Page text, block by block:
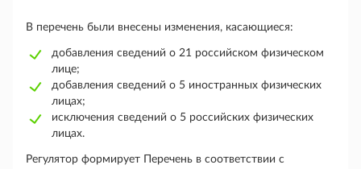
В перечень были внесены изменения, касающиеся:
добавления сведений о 21 российском физическом
лице;
добавления сведений о 5 иностранных физических
лицах;
исключения сведений о 5 российских физических
лицах.
Регулятор формирует Перечень в соответствии с